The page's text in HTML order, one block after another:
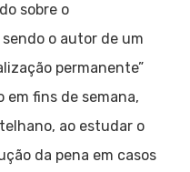
sobre o
o autor de um
permanente”
fins de semana,
ao estudar o
da pena em casos